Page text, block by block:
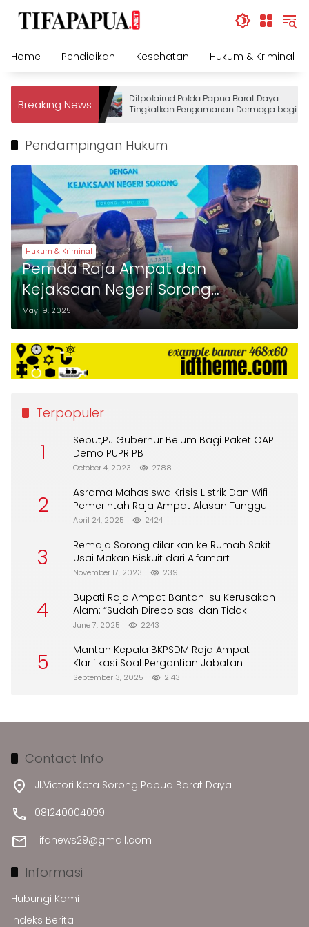
Home
Pendidikan Kesehatan Hukum & Kriminal
Breaking News
Ditpolairud Polda Papua Barat Daya
Tingkatkan Pengamanan Dermaga bagi
Wisatawan
Pendampingan Hukum
Hukum & Kriminal
Pemda Raja Ampat dan
Kejaksaan Negeri Sorong
Perpanjang MoU untuk Penguatan
Hukum dan Tata Kelola
Pemerintahan
May 19, 2025
Terpopuler
1
Sebut,PJ Gubernur Belum Bagi Paket OAP
Demo PUPR PB
October 4, 2023 2788
2
Asrama Mahasiswa Krisis Listrik Dan Wifi
Pemerintah Raja Ampat Alasan Tunggu
DPA
April 24, 2025 2424
3
Remaja Sorong dilarikan ke Rumah Sakit
Usai Makan Biskuit dari Alfamart
November 17, 2023 2391
4
Bupati Raja Ampat Bantah Isu Kerusakan
Alam: “Sudah Direboisasi dan Tidak
Merusak Lingkungan”
June 7, 2025 2243
5
Mantan Kepala BKPSDM Raja Ampat
Klarifikasi Soal Pergantian Jabatan
September 3, 2025 2143
Contact Info
Jl.Victori Kota Sorong Papua Barat Daya
081240004099
Tifanews29@gmail.com
Informasi
Hubungi Kami
Indeks Berita